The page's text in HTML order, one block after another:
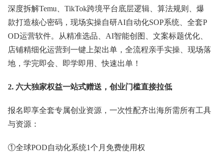
深度拆解Temu、TikTok跨境平台底层逻辑、算法规则、爆
款打造核心密码，现场实操自研AI自动化SOP系统、全套P
OD运营软件。从精准选品、AI智能创图、文案标题优化、
店铺精细化运营到一键上架出单，全流程亲手实操、现场落
地，学完即会、即学即用、快速出单！
2. 六大独家权益一站式赠送，创业门槛直接拉低
报名即享全套专属创业资源，一次性配齐出海所需所有工具
与资源：
①全球POD自动化系统1个月免费使用权